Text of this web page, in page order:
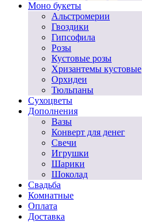
Моно букеты
Альстромерии
Гвоздики
Гипсофила
Розы
Кустовые розы
Хризантемы кустовые
Орхидеи
Тюльпаны
Сухоцветы
Дополнения
Вазы
Конверт для денег
Свечи
Игрушки
Шарики
Шоколад
Свадьба
Комнатные
Оплата
Доставка